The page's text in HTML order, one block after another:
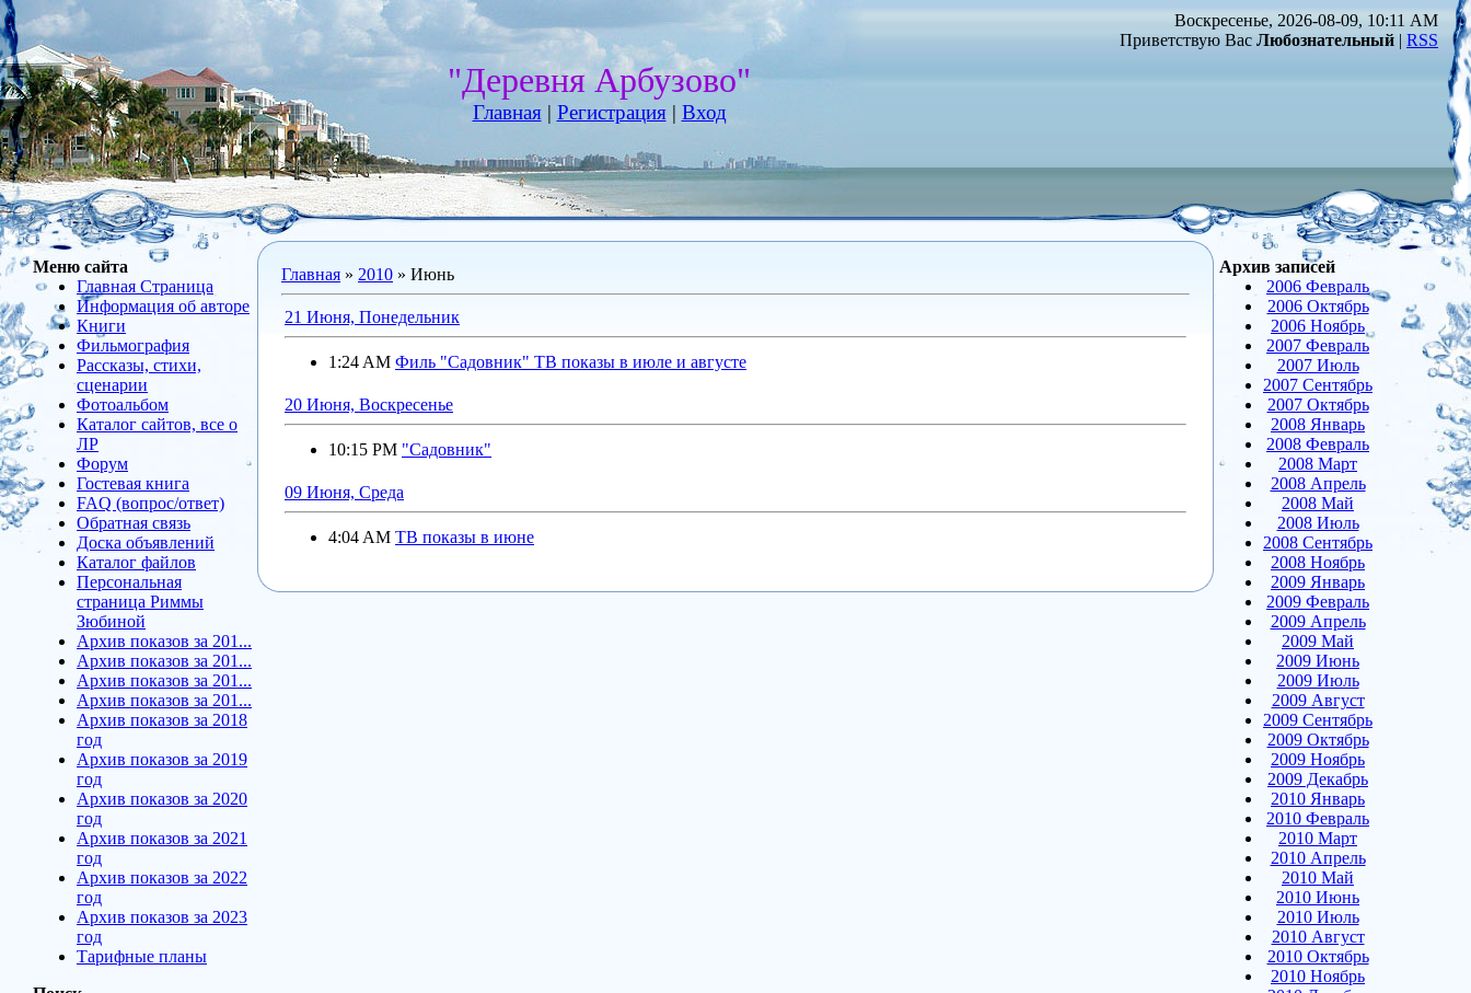
"Деревня Арбузово"
Главная| Регистрация| Вход
Воскресенье, 2026-08-09, 10:11 AM
Приветствую Вас Любознательный | RSS
Меню сайта
Главная Страница
Информация об авторе
Книги
Фильмография
Рассказы, стихи,
сценарии
Фотоальбом
Каталог сайтов, все о
ЛР
Форум
Гостевая книга
FAQ (вопрос/ответ)
Обратная связь
Доска объявлений
Каталог файлов
Персональная
страница Риммы
Зюбиной
Архив показов за 201...
Архив показов за 201...
Архив показов за 201...
Архив показов за 201...
Архив показов за 2018
год
Архив показов за 2019
год
Архив показов за 2020
год
Архив показов за 2021
год
Архив показов за 2022
год
Архив показов за 2023
год
Тарифные планы
Главная » 2010 » Июнь
21 Июня, Понедельник
1:24 AM Филь "Садовник" ТВ показы в июле и августе
20 Июня, Воскресенье
10:15 PM "Садовник"
09 Июня, Среда
4:04 AM ТВ показы в июне
Архив записей
2006 Февраль
2006 Октябрь
2006 Ноябрь
2007 Февраль
2007 Июль
2007 Сентябрь
2007 Октябрь
2008 Январь
2008 Февраль
2008 Март
2008 Апрель
2008 Май
2008 Июль
2008 Сентябрь
2008 Ноябрь
2009 Январь
2009 Февраль
2009 Апрель
2009 Май
2009 Июнь
2009 Июль
2009 Август
2009 Сентябрь
2009 Октябрь
2009 Ноябрь
2009 Декабрь
2010 Январь
2010 Февраль
2010 Март
2010 Апрель
2010 Май
2010 Июнь
2010 Июль
2010 Август
2010 Октябрь
2010 Ноябрь